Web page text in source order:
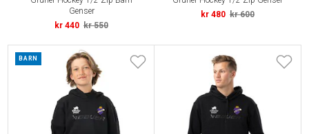
Genser
kr 440 kr 550
kr 480 kr 600
BARN